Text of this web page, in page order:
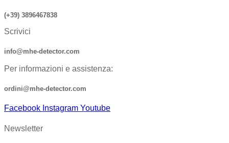
(+39) 3896467838
Scrivici
info@mhe-detector.com
Per informazioni e assistenza:
ordini@mhe-detector.com
Facebook Instagram Youtube
Newsletter